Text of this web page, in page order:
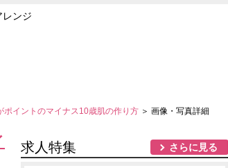
ンジ
ポイントのマイナス10歳肌の作り方 ＞ 画像・写真詳細
求人特集 さらに見る